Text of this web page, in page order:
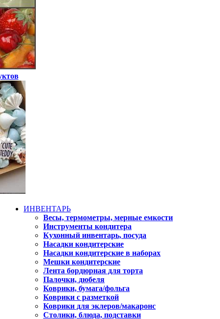
ИНВЕНТАРЬ
Весы, термометры, мерные емкости
Инструменты кондитера
Кухонный инвентарь, посуда
Насадки кондитерские
Насадки кондитерские в наборах
Мешки кондитерские
Лента бордюрная для торта
Палочки, дюбеля
Коврики, бумага/фольга
Коврики с разметкой
Коврики для эклеров/макаронс
Столики, блюда, подставки